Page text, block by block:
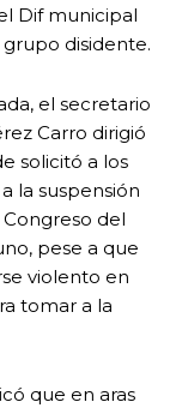
Dif municipal
disidente.
el secretario
Carro dirigió
solicitó a los
la suspensión
del
pese a que
violento en
tomar a la
que en aras